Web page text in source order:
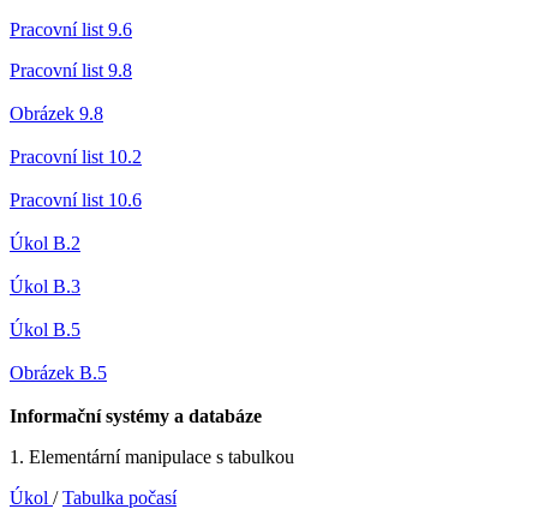
Pracovní list 9.6
Pracovní list 9.8
Obrázek 9.8
Pracovní list 10.2
Pracovní list 10.6
Úkol B.2
Úkol B.3
Úkol B.5
Obrázek B.5
Informační systémy a databáze
1. Elementární manipulace s tabulkou
Úkol /Tabulka počasí